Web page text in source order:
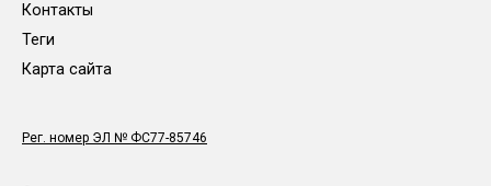
Контакты
Теги
Карта сайта
Рег. номер ЭЛ № ФС77-85746